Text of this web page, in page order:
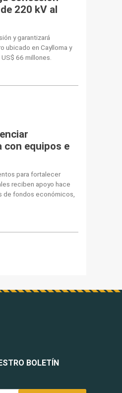
220 kV al
y garantizará
ubicado en Caylloma y
66 millones.
con equipos e
para fortalecer
reciben apoyo hace
de fondos económicos,
BOLETÍN